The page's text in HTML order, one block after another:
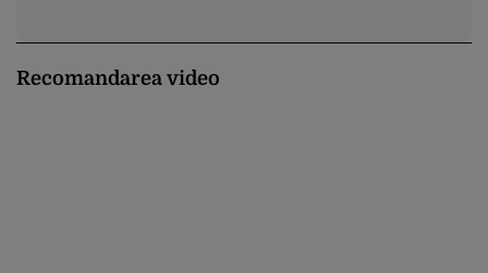
Recomandarea video